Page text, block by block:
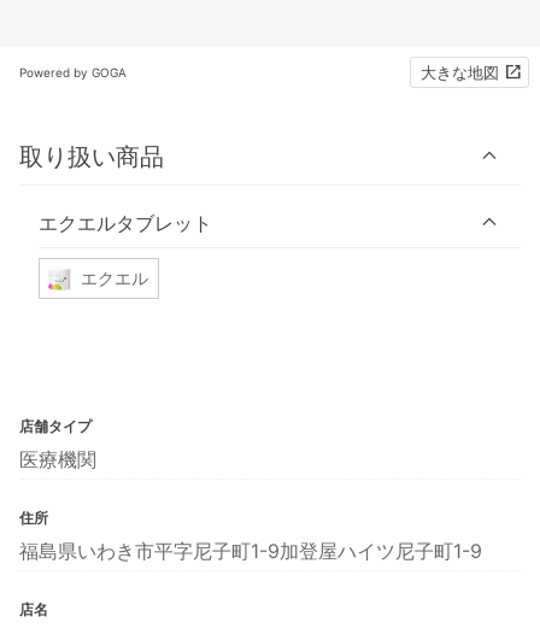
Powered by GOGA 大きな地図
取り扱い商品
エクエルタブレット
エクエル
店舗タイプ
医療機関
住所
福島県いわき市平字尼子町1-9加登屋ハイツ尼子町1-9
店名